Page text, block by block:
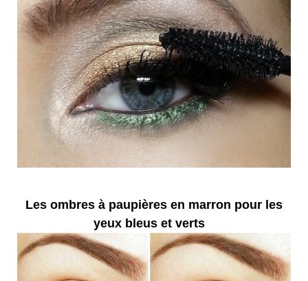
Les ombres à paupières en marron pour les
yeux bleus et verts